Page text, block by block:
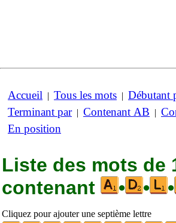
Accueil | Tous les mots | Débutant
Terminant par| Contenant AB |
En position
Liste des mots de
contenant
• • •
Cliquez pour ajouter une septième lettre